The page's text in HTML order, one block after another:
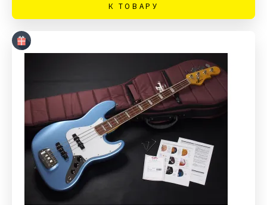
К ТОВАРУ